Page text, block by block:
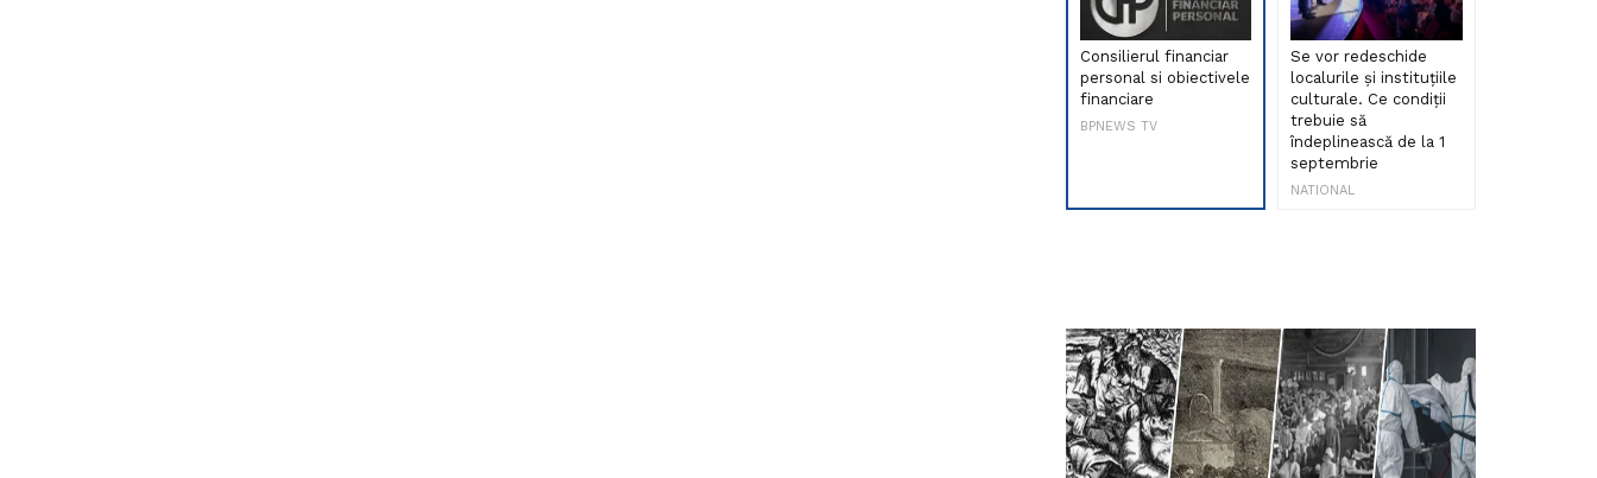
Consilierul financiar
personal si obiectivele
financiare
BPNEWS TV
Se vor redeschide
localurile și instituțiile
culturale. Ce condiții
trebuie să
îndeplinească de la 1
septembrie
NATIONAL